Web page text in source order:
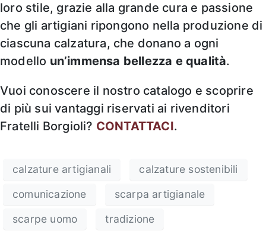
loro stile, grazie alla grande cura e passione
che gli artigiani ripongono nella produzione di
ciascuna calzatura, che donano a ogni
modello un’immensa bellezza e qualità.
Vuoi conoscere il nostro catalogo e scoprire
di più sui vantaggi riservati ai rivenditori
Fratelli Borgioli? CONTATTACI.
calzature artigianali
calzature sostenibili
comunicazione
scarpa artigianale
scarpe uomo
tradizione